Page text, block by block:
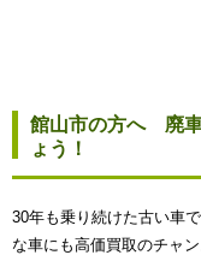
館山市の方へ 廃車
ょう！
30年も乗り続けた古い車
な車にも高価買取のチャ